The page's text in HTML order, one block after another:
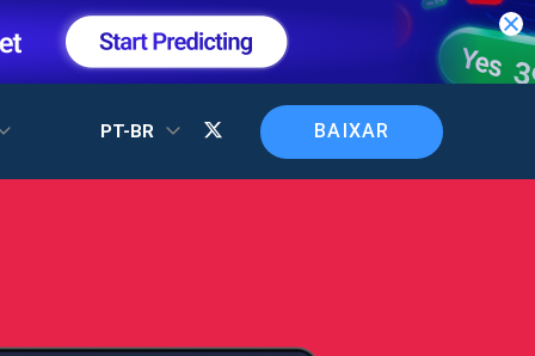
PT-BR BAIXAR